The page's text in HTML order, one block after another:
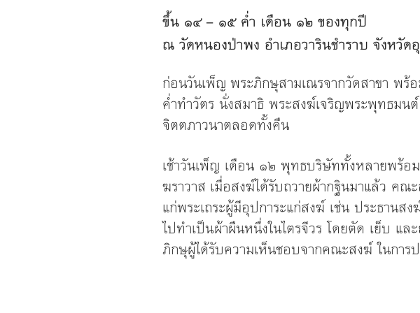
ขึ้น ๑๔ – ๑๕ ค่ำ เดือน ๑๒ ของทุกปี
ณ วัดหนองป่าพง อำเภอวารินชำราบ จังหวัด
ก่อนวันเพ็ญ พระภิกษุสามเณรจากวัดสาขา พ
ค่ำทำวัตร นั่งสมาธิ พระสงฆ์เจริญพระพุทธมน
จิตตภาวนาตลอดทั้งคืน
เช้าวันเพ็ญ เดือน ๑๒ พุทธบริษัททั้งหลายพร้อ
ฆราวาส เมื่อสงฆ์ได้รับถวายผ้ากฐินมาแล้ว ค
แก่พระเถระผู้มีอุปการะแก่สงฆ์ เช่น ประธาน
ไปทำเป็นผ้าผืนหนึ่งในไตรจีวร โดยตัด เย็บ แล
ภิกษุผู้ได้รับความเห็นชอบจากคณะสงฆ์ ในกา